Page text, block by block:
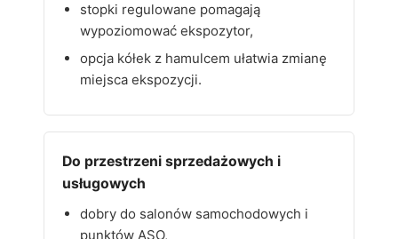
stopki regulowane pomagają
wypoziomować ekspozytor,
opcja kółek z hamulcem ułatwia zmianę
miejsca ekspozycji.
Do przestrzeni sprzedażowych i
usługowych
dobry do salonów samochodowych i
punktów ASO,